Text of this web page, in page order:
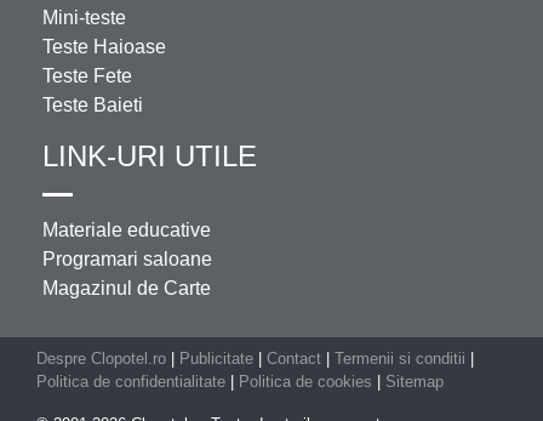
Mini-teste
Teste Haioase
Teste Fete
Teste Baieti
LINK-URI UTILE
Materiale educative
Programari saloane
Magazinul de Carte
Despre Clopotel.ro Publicitate Contact Termenii si conditii
Politica de confidentialitate
Politica de cookies Sitemap